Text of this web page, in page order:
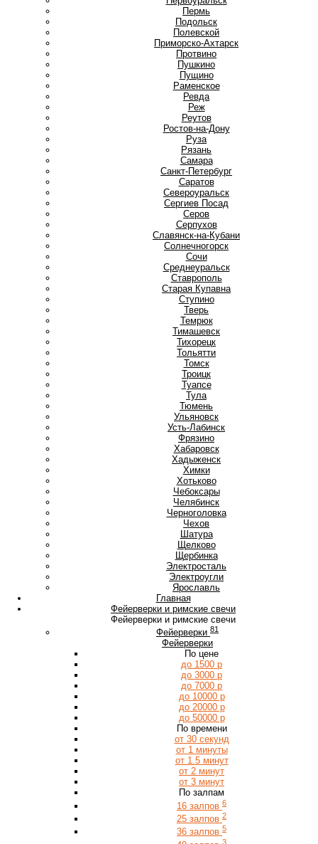
Пермь
Подольск
Полевской
Приморско-Ахтарск
Протвино
Пушкино
Пущино
Раменское
Ревда
Реж
Реутов
Ростов-на-Дону
Руза
Рязань
Самара
Санкт-Петербург
Саратов
Североуральск
Сергиев Посад
Серов
Серпухов
Славянск-на-Кубани
Солнечногорск
Сочи
Среднеуральск
Ставрополь
Старая Купавна
Ступино
Тверь
Темрюк
Тимашевск
Тихорецк
Тольятти
Томск
Троицк
Туапсе
Тула
Тюмень
Ульяновск
Усть-Лабинск
Фрязино
Хабаровск
Хадыженск
Химки
Хотьково
Чебоксары
Челябинск
Черноголовка
Чехов
Шатура
Щелково
Щербинка
Электросталь
Электроугли
Ярославль
Главная
Фейерверки и римские свечи
Фейерверки и римские свечи
Фейерверки 81
Фейерверки
По цене
до 1500 р
до 3000 р
до 7000 р
до 10000 р
до 20000 р
до 50000 р
По времени
от 30 секунд
от 1 минуты
от 1.5 минут
от 2 минут
от 3 минут
По залпам
16 залпов 6
25 залпов 2
36 залпов 5
3